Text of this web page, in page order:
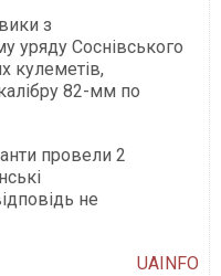
з
уряду Соснівського
кулеметів,
82-мм по
провели 2
не
UAINFO